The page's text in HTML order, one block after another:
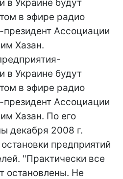
в Украине будут
в эфире радио
Ассоциации
Хазан.
в Украине будут
в эфире радио
Ассоциации
Хазан. По его
декабря 2008 г.
предприятий
"Практически все
остановлены. Не